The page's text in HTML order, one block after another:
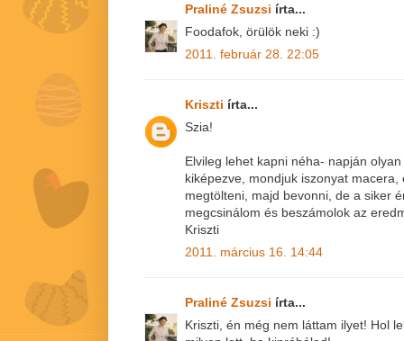
Praliné Zsuzsi írta...
Foodafok, örülök neki :)
2011. február 28. 22:05
Kriszti írta...
Szia!
Elvileg lehet kapni néha- napján
kiképezve, mondjuk iszonyat
megtölteni, majd bevonni, de a siker
megcsinálom és beszámolok az
Kriszti
2011. március 16. 14:44
Praliné Zsuzsi írta...
Kriszti, én még nem láttam ilyet! Hol